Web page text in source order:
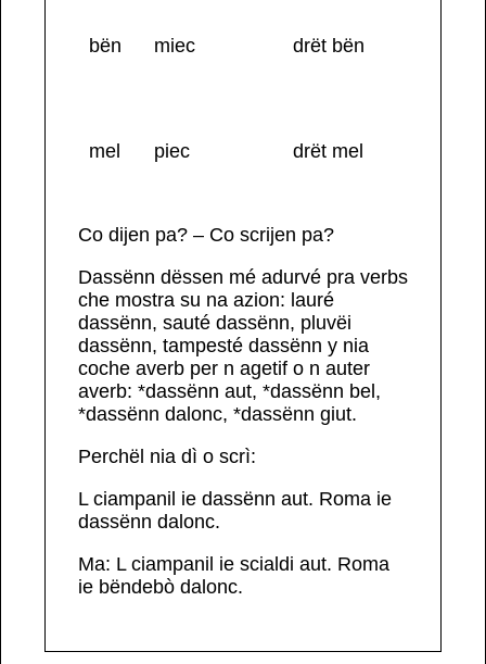
bën miec drët bën
mel piec drët mel
Co dijen pa? – Co scrijen pa?
Dassënn dëssen mé adurvé pra verbs
che mostra su na azion: lauré
dassënn, sauté dassënn, pluvëi
dassënn, tampesté dassënn y nia
coche averb per n agetif o n auter
averb: *dassënn aut, *dassënn bel,
*dassënn dalonc, *dassënn giut.
Perchël nia dì o scrì:
L ciampanil ie dassënn aut. Roma ie
dassënn dalonc.
Ma: L ciampanil ie scialdi aut. Roma
ie bëndebò dalonc.